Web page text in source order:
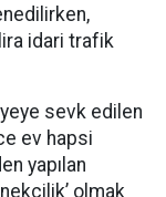
idari trafik
sevk edilen
ev hapsi
yapılan
olmak